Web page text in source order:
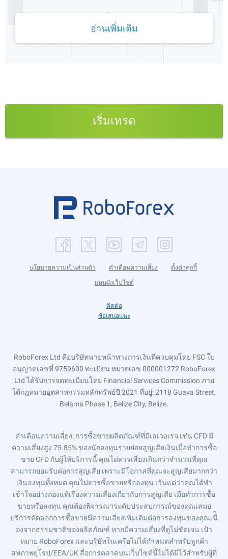
อ่านเพิ่มเติม
เริ่มเทรด
นโยบายความเป็นส่วนตัว คำเตือนความเสี่ยง ตั้งค่าคุกกี้
แผนผังเว็บไซต์
ติดต่อ
ข้อเสนอแนะ
RoboForex Ltd คือบริษัทนายหน้าทางการเงินที่ควบคุมโดย FSC ใบ
อนุญาตเลขที่ 9759600 ทะเบียน หมายเลข 000001272 RoboForex
Ltd ได้รับการจดทะเบียนโดย Financial Services Commission ภาย
ใต้กฎหมายอุตสาหกรรมหลักทรัพย์ปี 2021 ที่อยู่: 2118 Guava Street,
Belama Phase 1, Belize City, Belize.
คำเตือนความเสี่ยง: การซื้อขายผลิตภัณฑ์ที่มีเลเวอเรจ เช่น CFD มี
ความเสี่ยงสูง 75.85% ของนักลงทุนรายย่อยสูญเสียเงินเมื่อทำการซื้อ
ขาย CFD กับผู้ให้บริการนี้ คุณไม่ควรเสี่ยงเกินกว่าจำนวนที่คุณ
สามารถยอมรับต่อการสูญเสีย เพราะมีโอกาสที่คุณจะสูญเสียมากกว่า
เงินลงทุนทั้งหมด คุณไม่ควรซื้อขายหรือลงทุน เว้นแต่ว่าคุณได้ทำ
เข้าใจอย่างถ่องแท้เรื่องความเสี่ยงเกี่ยวกับการสูญเสีย เมื่อทำการซื้อ
ขายหรือลงทุน คุณต้องพิจารณาระดับประสบการณ์ของคุณเสมอ
บริการคัดลอกการซื้อขายมีความเสี่ยงเพิ่มเติมต่อการลงทุนของคุณเนื่ิ
องจากธรรมชาติของผลิตภัณฑ์ หากมีความเสี่ยงที่ดูไม่ชัดเจน เป้า
หมาย RoboForex และบริษัทในเครือไม่ได้กำหนดสำหรับลูกค้า
สหภาพยุโรป/EEA/UK สื่อการตลาดบนเว็บไซต์นี้ไม่ได้มีไว้สำหรับผู้ที่